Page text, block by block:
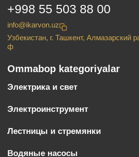
+998 55 503 88 00
info@ikarvon.uz
Узбекистан, г. Ташкент, Алмазарский
ф
Ommabop kategoriyalar
Электрика и свет
Электроинструмент
Лестницы и стремянки
Водяные насосы